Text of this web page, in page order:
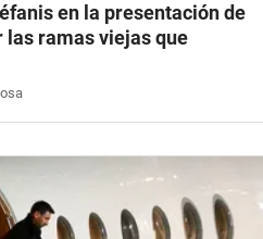
en la presentación de
las ramas viejas que